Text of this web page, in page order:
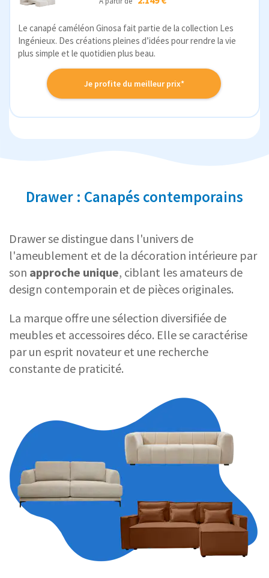
Le canapé caméléon Ginosa fait partie de la collection Les
Ingénieux. Des créations pleines d’idées pour rendre la vie
plus simple et le quotidien plus beau.
Je profite du meilleur prix*
Drawer : Canapés contemporains
Drawer se distingue dans l'univers de
l'ameublement et de la décoration intérieure par
son approche unique, ciblant les amateurs de
design contemporain et de pièces originales.
La marque offre une sélection diversifiée de
meubles et accessoires déco. Elle se caractérise
par un esprit novateur et une recherche
constante de praticité.